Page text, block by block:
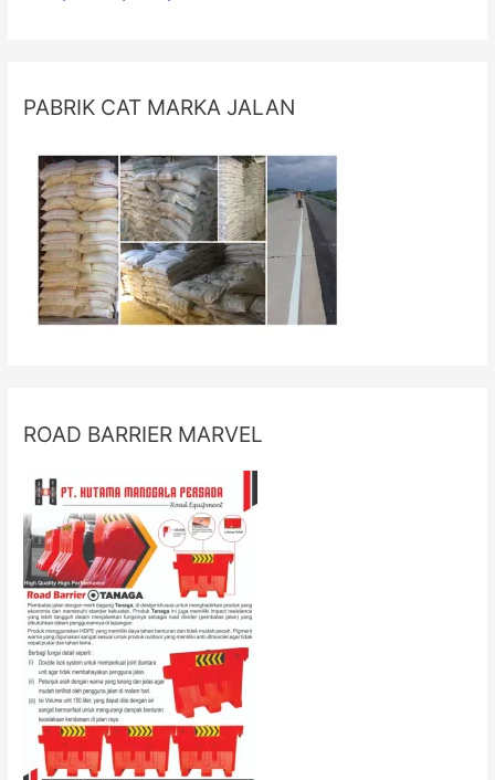
PABRIK CAT MARKA JALAN
ROAD BARRIER MARVEL